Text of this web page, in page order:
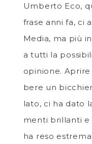
Umberto Eco,
frase anni fa, ci
Media, ma più
a tutti la
opinione.
bere un
lato, ci ha dato
menti brillanti e
ha reso